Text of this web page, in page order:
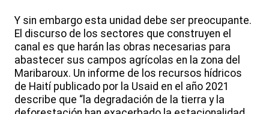
Y sin embargo esta unidad debe ser preocupante.
El discurso de los sectores que construyen el
canal es que harán las obras necesarias para
abastecer sus campos agrícolas en la zona del
Maribaroux. Un informe de los recursos hídricos
de Haití publicado por la Usaid en el año 2021
describe que “la degradación de la tierra y la